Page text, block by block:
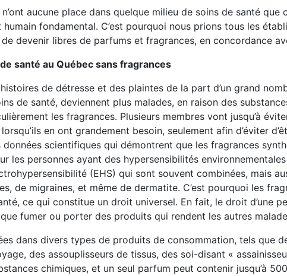
aucune place dans quelque milieu de soins de santé que
fondamental. C’est pourquoi nous prions tous les
devenir libres de parfums et fragrances, en concordance
santé au Québec sans fragrances
de détresse et des plaintes de la part d’un grand
de santé, deviennent plus malades, en raison des
les fragrances. Plusieurs membres vont jusqu’à
en ont grandement besoin, seulement afin d’éviter
scientifiques qui démontrent que les fragrances
les personnes ayant des hypersensibilités
(EHS) qui sont souvent combinées, mais
de migraines, et même de dermatite. C’est pourquoi les
ce qui constitue un droit universel. En fait, le droit d’une
fumer ou porter des produits qui rendent les autres
dans divers types de produits de consommation, tels que
des assouplisseurs de tissus, des soi-disant «
chimiques, et un seul parfum peut contenir jusqu’à